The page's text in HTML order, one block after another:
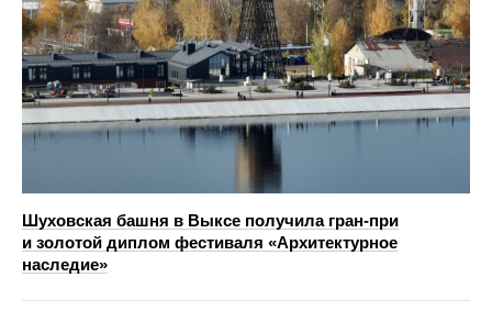
Шуховская башня в Выксе получила гран-при
и золотой диплом фестиваля «Архитектурное
наследие»